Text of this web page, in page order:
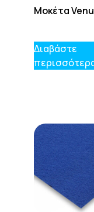
Μοκέτα
Διαβάστε